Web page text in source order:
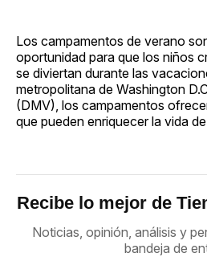
Los campamentos de verano
oportunidad para que los niños
se diviertan durante las
metropolitana de Washington
(DMV), los campamentos
que pueden enriquecer la vida
Recibe lo mejor de
Noticias, opinión, análisis y
bandeja de